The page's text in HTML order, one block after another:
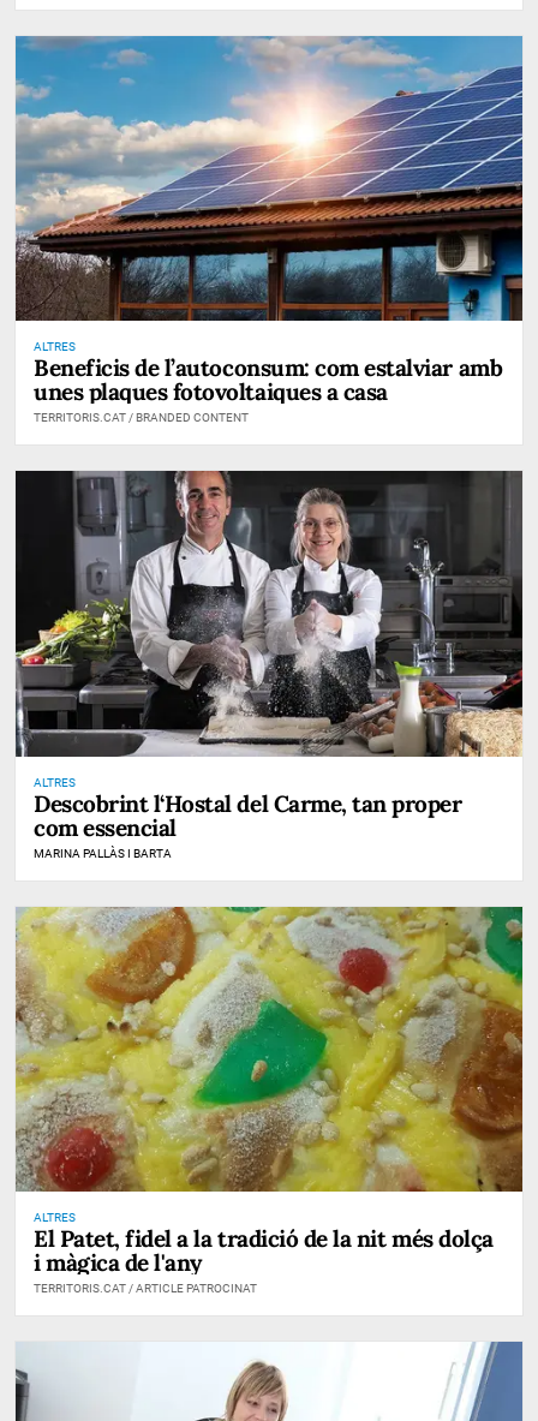
ALTRES
Beneficis de l’autoconsum: com estalviar amb
unes plaques fotovoltaiques a casa
TERRITORIS.CAT / BRANDED CONTENT
ALTRES
Descobrint l‘Hostal del Carme, tan proper
com essencial
MARINA PALLÀS I BARTA
ALTRES
El Patet, fidel a la tradició de la nit més dolça
i màgica de l'any
TERRITORIS.CAT / ARTICLE PATROCINAT